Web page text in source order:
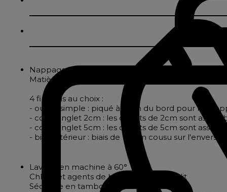
Nappage tissé d'un joli motif chevrons
Matière noble par excellence, le coton,
4 finitions au choix :
- ourlet simple : piqué à 2cm du bord pour les
- coins onglet 2cm : les ourlets de 2cm sont
- coins onglet 5cm : les ourlets de 5cm sont
- biais intérieur : biais de 18mm cousu sur l'envers
Lavage en machine à 60°
Chlore et agents de blanchiment interdit
Séchage en tambour à 60°